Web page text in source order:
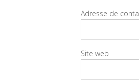
Adresse de
Site web